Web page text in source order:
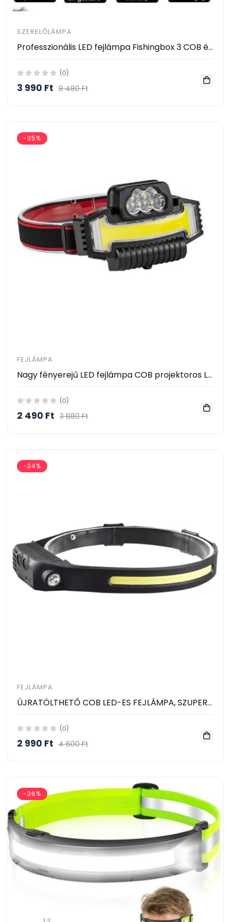
SZERELŐLÁMPA
Professzionális LED fejlámpa Fishingbox 3 COB és XPE LED szalaggal, 1200mAh akkumulátorral, vízálló, ideális kempingezéshez, horgászathoz és vadászathoz, C típus, 800 lumen, frontális
(0)
3 990 Ft 8 480 Ft
-35%
FEJLÁMPA
Nagy fényerejű LED fejlámpa COB projektoros LED vészjelzés W685-5
(0)
2 490 Ft 3 880 Ft
-34%
FEJLÁMPA
ÚJRATÖLTHETŐ COB LED-ES FEJLÁMPA, SZUPERFÉNYES COB és XPE LED 10W 350LM 1200mAh Mozgásérzékelős
(0)
2 990 Ft 4 600 Ft
-36%